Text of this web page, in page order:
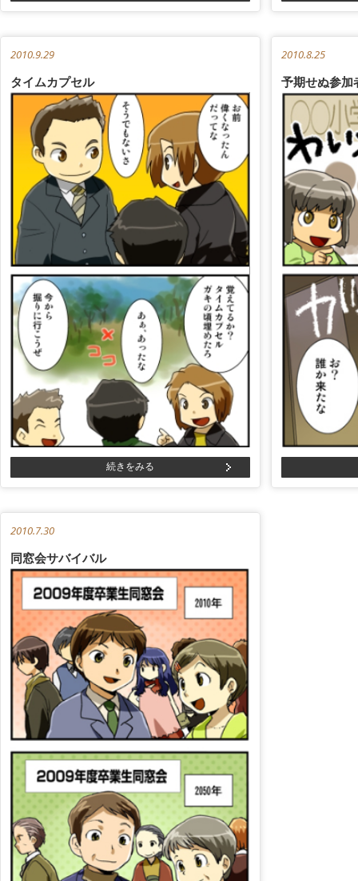
2010.9.29
タイムカプセル
続きをみる
2010.8.25
予期せぬ参加
2010.7.30
同窓会サバイバル